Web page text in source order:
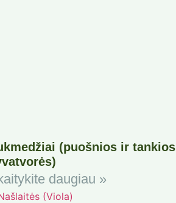
(puošnios ir tankios
daugiau »